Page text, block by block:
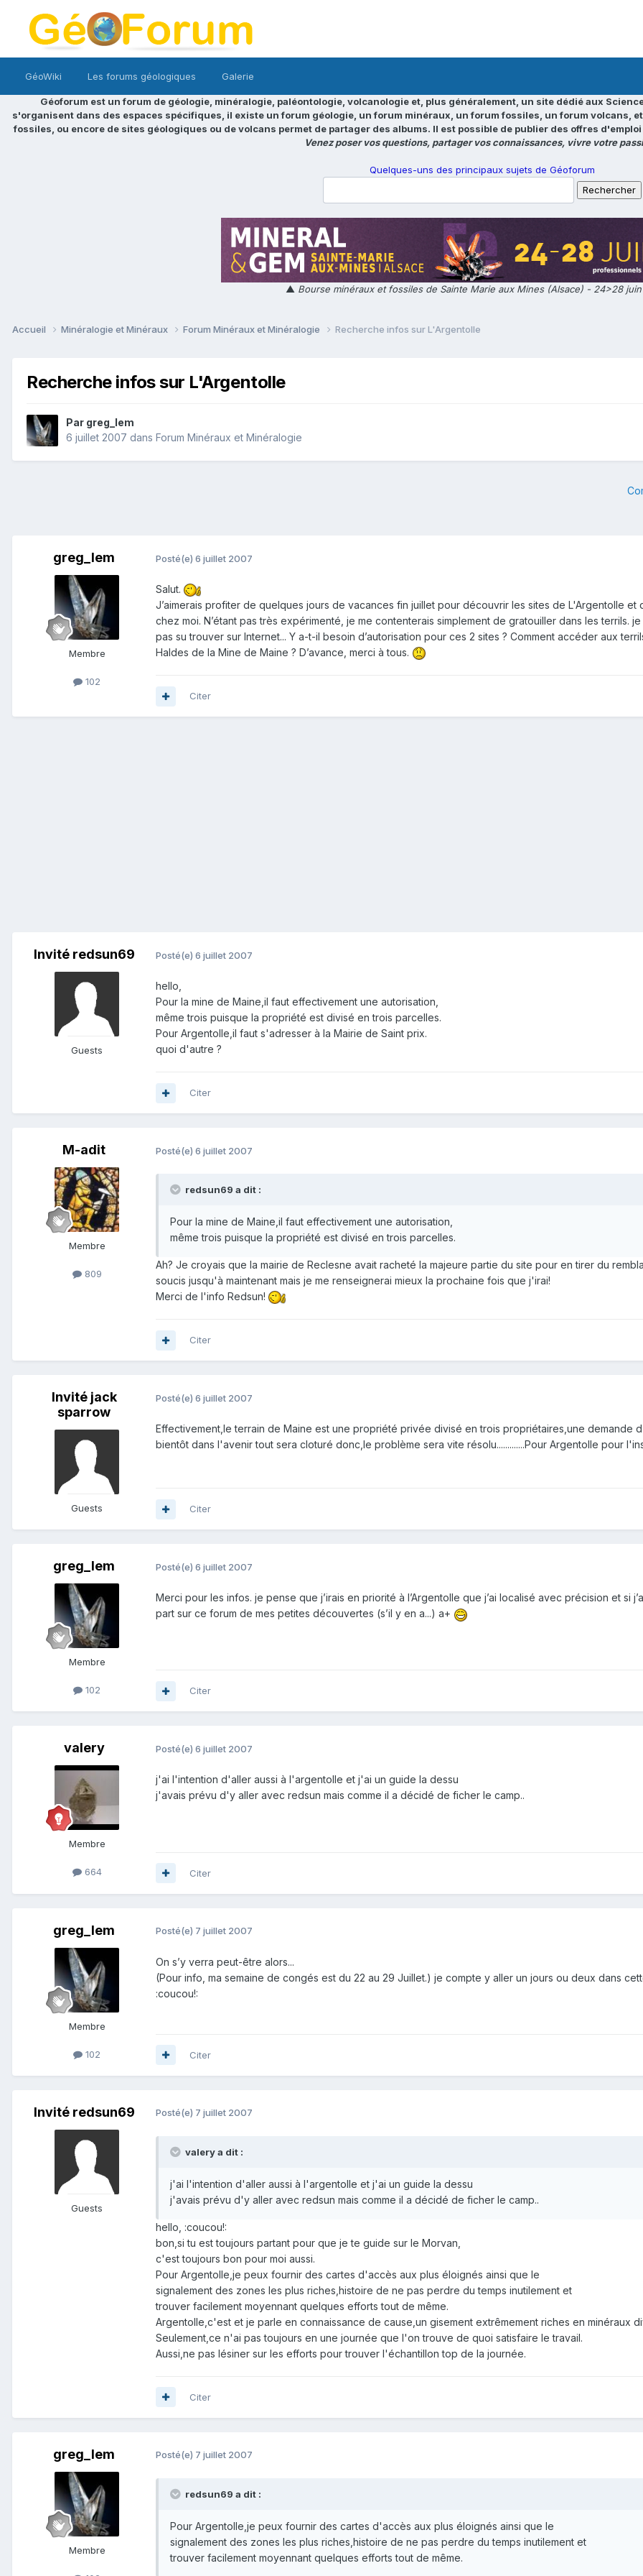
GéoWiki Les forums géologiques Galerie
Géoforum est un forum de géologie, minéralogie, paléontologie, volcanologie et, plus généralement, un site dédié aux
s'organisent dans des espaces spécifiques, il existe un forum géologie, un forum minéraux, un forum fossiles, un forum volcans,
fossiles, ou encore de sites géologiques ou de volcans permet de partager des albums. Il est possible de publier des offres
Venez poser vos questions, partager vos connaissances, vivre votre
Quelques-uns des principaux sujets de Géoforum
▲ Bourse minéraux et fossiles de Sainte Marie aux Mines (Alsace) - 24>28
Accueil Minéralogie et Minéraux Forum Minéraux et Minéralogie Recherche infos sur L'Argentolle
Recherche infos sur L'Argentolle
Par greg_lem
6 juillet 2007 dans Forum Minéraux et Minéralogie
greg_lem
Membre
102
Posté(e) 6 juillet 2007
Salut.
J’aimerais profiter de quelques jours de vacances fin juillet pour découvrir les sites de L'Argentolle
chez moi. N’étant pas très expérimenté, je me contenterais simplement de gratouiller dans les terrils.
pas su trouver sur Internet... Y a-t-il besoin d’autorisation pour ces 2 sites ? Comment accéder aux
Haldes de la Mine de Maine ? D’avance, merci à tous.
Citer
Invité redsun69
Guests
Posté(e) 6 juillet 2007
hello,
Pour la mine de Maine,il faut effectivement une autorisation,
même trois puisque la propriété est divisé en trois parcelles.
Pour Argentolle,il faut s'adresser à la Mairie de Saint prix.
quoi d'autre ?
Citer
M-adit
Membre
809
Posté(e) 6 juillet 2007
redsun69 a dit :
Pour la mine de Maine,il faut effectivement une autorisation,
même trois puisque la propriété est divisé en trois parcelles.
Ah? Je croyais que la mairie de Reclesne avait racheté la majeure partie du site pour en tirer du
soucis jusqu'à maintenant mais je me renseignerai mieux la prochaine fois que j'irai!
Merci de l'info Redsun!
Citer
Invité jack
sparrow
Guests
Posté(e) 6 juillet 2007
Effectivement,le terrain de Maine est une propriété privée divisé en trois propriétaires,une demande
bientôt dans l'avenir tout sera cloturé donc,le problème sera vite résolu.............Pour Argentolle pour
Citer
greg_lem
Membre
102
Posté(e) 6 juillet 2007
Merci pour les infos. je pense que j’irais en priorité à l’Argentolle que j’ai localisé avec précision et si
part sur ce forum de mes petites découvertes (s’il y en a...) a+
Citer
valery
Membre
664
Posté(e) 6 juillet 2007
j'ai l'intention d'aller aussi à l'argentolle et j'ai un guide la dessu
j'avais prévu d'y aller avec redsun mais comme il a décidé de ficher le camp..
Citer
greg_lem
Membre
102
Posté(e) 7 juillet 2007
On s’y verra peut-être alors...
(Pour info, ma semaine de congés est du 22 au 29 Juillet.) je compte y aller un jours ou deux dans
:coucou!:
Citer
Invité redsun69
Guests
Posté(e) 7 juillet 2007
valery a dit :
j'ai l'intention d'aller aussi à l'argentolle et j'ai un guide la dessu
j'avais prévu d'y aller avec redsun mais comme il a décidé de ficher le camp..
hello, :coucou!:
bon,si tu est toujours partant pour que je te guide sur le Morvan,
c'est toujours bon pour moi aussi.
Pour Argentolle,je peux fournir des cartes d'accès aux plus éloignés ainsi que le
signalement des zones les plus riches,histoire de ne pas perdre du temps inutilement et
trouver facilement moyennant quelques efforts tout de même.
Argentolle,c'est et je parle en connaissance de cause,un gisement extrêmement riches en minéraux
Seulement,ce n'ai pas toujours en une journée que l'on trouve de quoi satisfaire le travail.
Aussi,ne pas lésiner sur les efforts pour trouver l'échantillon top de la journée.
Citer
greg_lem
Membre
Posté(e) 7 juillet 2007
redsun69 a dit :
Pour Argentolle,je peux fournir des cartes d'accès aux plus éloignés ainsi que le
signalement des zones les plus riches,histoire de ne pas perdre du temps inutilement et
trouver facilement moyennant quelques efforts tout de même.